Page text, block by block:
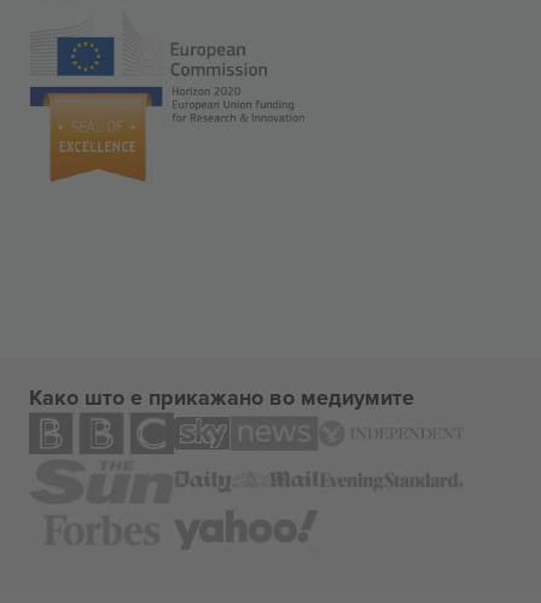
Како што е прикажано во медиумите